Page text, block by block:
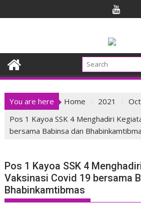
to
You are here Home 2021
Pos 1 Kayoa SSK 4 Menghadiri
bersama Babinsa dan
Pos 1 Kayoa SSK 4
Vaksinasi Covid 19 bersama
Bhabinkamtibmas